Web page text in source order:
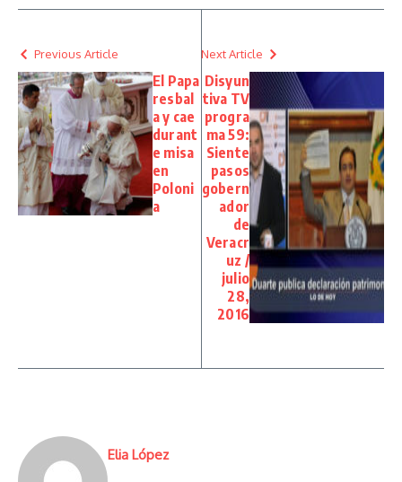
Previous Article
El Papa
resbal
a y cae
durant
e misa
en
Poloni
a
Next Article
Disyun
tiva TV
progra
ma 59:
Siente
pasos
gobern
ador
de
Veracr
uz /
julio
28,
2016
Elia López